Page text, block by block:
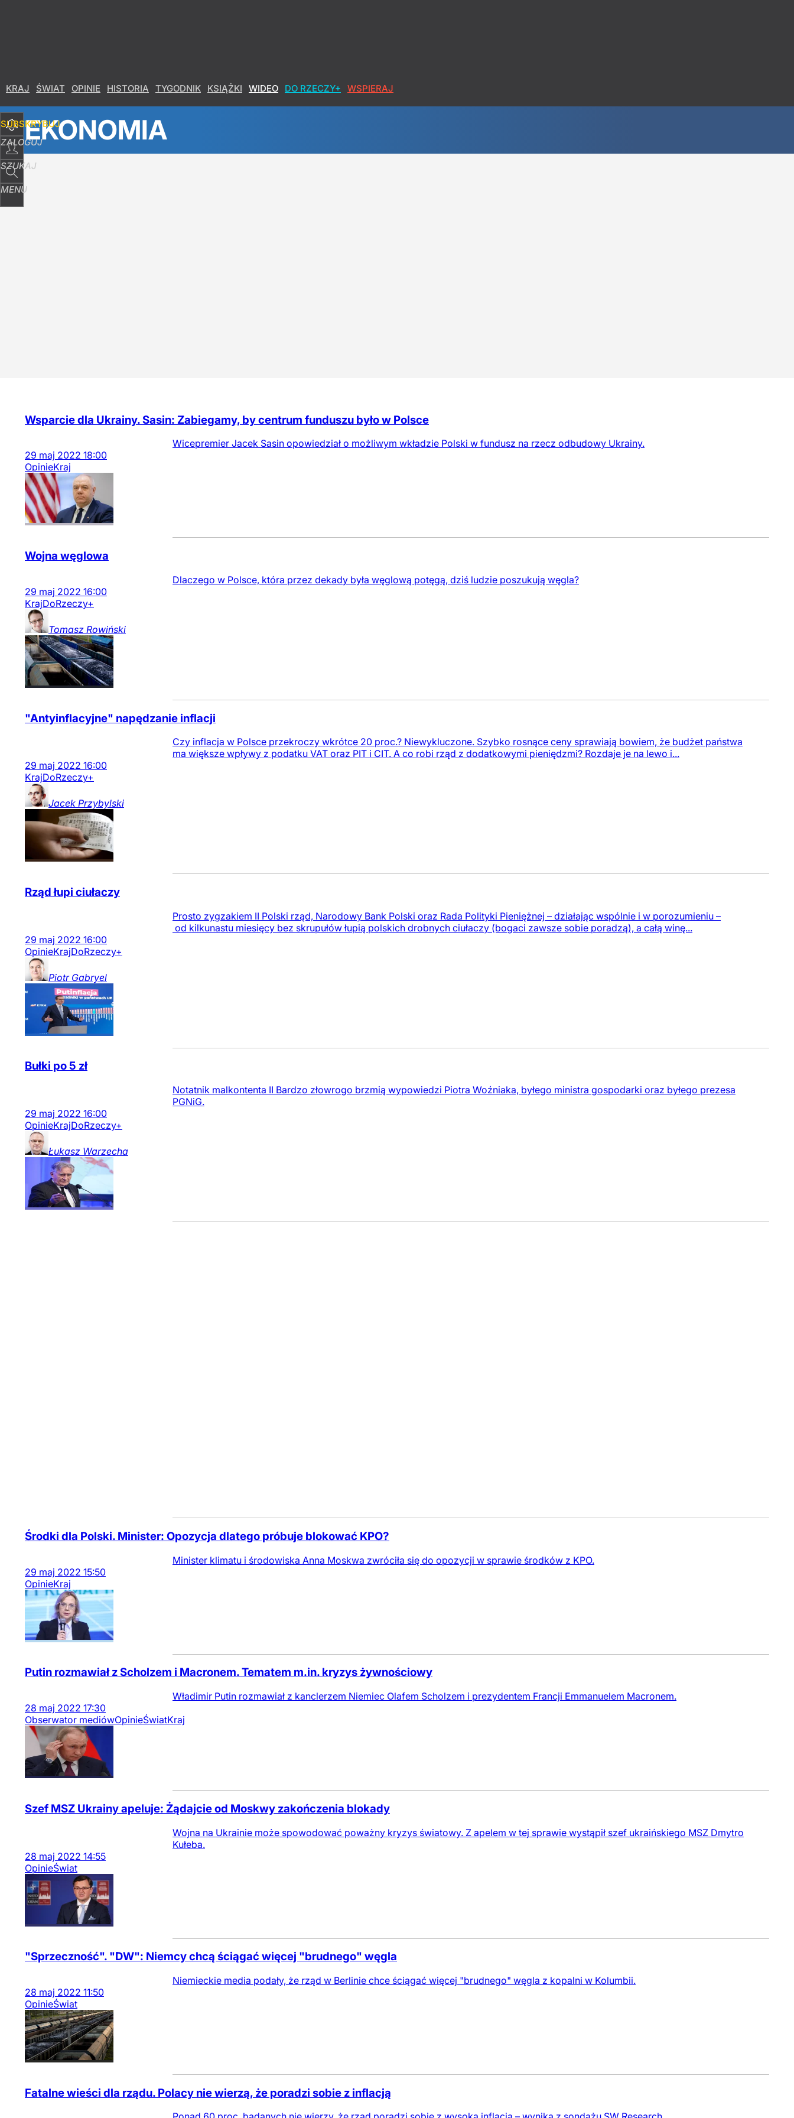
KRAJ ŚWIAT OPINIE HISTORIA TYGODNIK KSIĄŻKI WIDEO DO RZECZY+ WSPIERAJ
SUBSKRYBUJ
ZALOGUJ
SZUKAJ
MENU
EKONOMIA
Wsparcie dla Ukrainy. Sasin: Zabiegamy, by centrum funduszu było w Polsce
Wicepremier Jacek Sasin opowiedział o możliwym wkładzie Polski w fundusz na rzecz odbudowy Ukrainy.
29 maj 2022 18:00
OpinieKraj
Wojna węglowa
Dlaczego w Polsce, która przez dekady była węglową potęgą, dziś ludzie poszukują węgla?
29 maj 2022 16:00
KrajDoRzeczy+
Tomasz Rowiński
"Antyinflacyjne" napędzanie inflacji
Czy inflacja w Polsce przekroczy wkrótce 20 proc.? Niewykluczone. Szybko rosnące ceny sprawiają bowiem, że budżet państwa
ma większe wpływy z podatku VAT oraz PIT i CIT. A co robi rząd z dodatkowymi pieniędzmi? Rozdaje je na lewo i...
29 maj 2022 16:00
KrajDoRzeczy+
Jacek Przybylski
Rząd łupi ciułaczy
Prosto zygzakiem II Polski rząd, Narodowy Bank Polski oraz Rada Polityki Pieniężnej – działając wspólnie i w porozumieniu –
od kilkunastu miesięcy bez skrupułów łupią polskich drobnych ciułaczy (bogaci zawsze sobie poradzą), a całą winę...
29 maj 2022 16:00
OpinieKrajDoRzeczy+
Piotr Gabryel
Bułki po 5 zł
Notatnik malkontenta II Bardzo złowrogo brzmią wypowiedzi Piotra Woźniaka, byłego ministra gospodarki oraz byłego prezesa
PGNiG.
29 maj 2022 16:00
OpinieKrajDoRzeczy+
Łukasz Warzecha
Środki dla Polski. Minister: Opozycja dlatego próbuje blokować KPO?
Minister klimatu i środowiska Anna Moskwa zwróciła się do opozycji w sprawie środków z KPO.
29 maj 2022 15:50
OpinieKraj
Putin rozmawiał z Scholzem i Macronem. Tematem m.in. kryzys żywnościowy
Władimir Putin rozmawiał z kanclerzem Niemiec Olafem Scholzem i prezydentem Francji Emmanuelem Macronem.
28 maj 2022 17:30
Obserwator mediówOpinieŚwiatKraj
Szef MSZ Ukrainy apeluje: Żądajcie od Moskwy zakończenia blokady
Wojna na Ukrainie może spowodować poważny kryzys światowy. Z apelem w tej sprawie wystąpił szef ukraińskiego MSZ Dmytro
Kułeba.
28 maj 2022 14:55
OpinieŚwiat
"Sprzeczność". "DW": Niemcy chcą ściągać więcej "brudnego" węgla
Niemieckie media podały, że rząd w Berlinie chce ściągać więcej "brudnego" węgla z kopalni w Kolumbii.
28 maj 2022 11:50
OpinieŚwiat
Fatalne wieści dla rządu. Polacy nie wierzą, że poradzi sobie z inflacją